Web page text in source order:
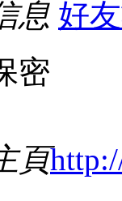
息 好
密
頁